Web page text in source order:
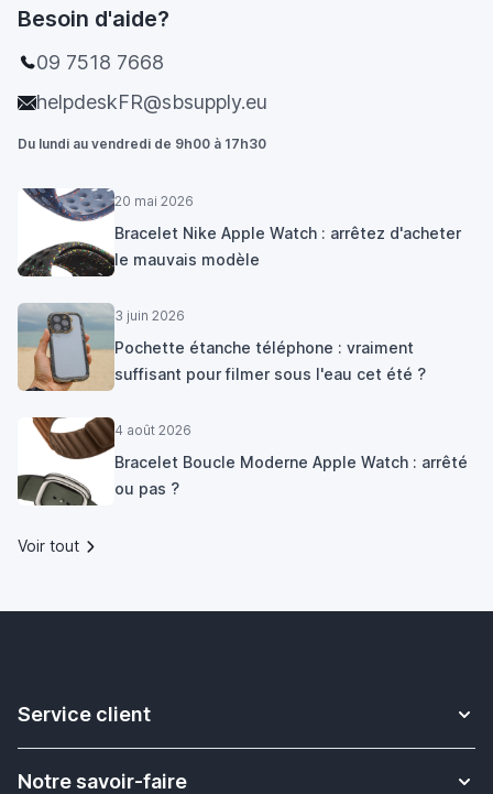
Besoin d'aide?
09 7518 7668
helpdeskFR@sbsupply.eu
Du lundi au vendredi de 9h00 à 17h30
20 mai 2026
Bracelet Nike Apple Watch : arrêtez d'acheter
le mauvais modèle
3 juin 2026
Pochette étanche téléphone : vraiment
suffisant pour filmer sous l'eau cet été ?
4 août 2026
Bracelet Boucle Moderne Apple Watch : arrêté
ou pas ?
Voir tout
Service client
Contact
Notre savoir-faire